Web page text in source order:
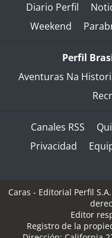
Diario Perfil
Weekend
Perfil
Aventuras Na
Canales RSS
Privacidad
Caras - Editorial Perfil S.A.
Editor
Registro de la